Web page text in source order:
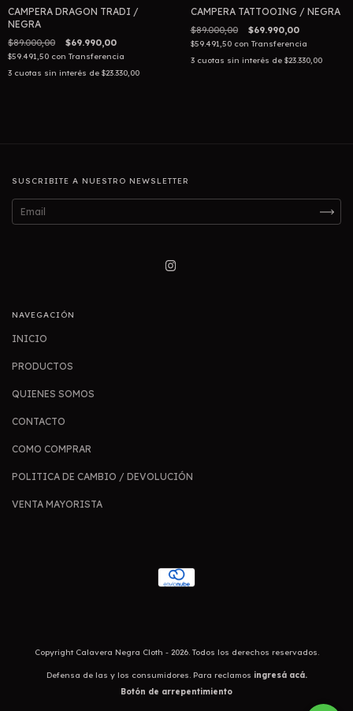
CAMPERA DRAGON TRADI /
NEGRA
$89.000,00 $69.990,00
$59.491,50 con Transferencia
3 cuotas sin interés de $23.330,00
CAMPERA TATTOOING / NEGRA
$89.000,00 $69.990,00
$59.491,50 con Transferencia
3 cuotas sin interés de $23.330,00
SUSCRIBITE A NUESTRO NEWSLETTER
NAVEGACIÓN
INICIO
PRODUCTOS
QUIENES SOMOS
CONTACTO
COMO COMPRAR
POLITICA DE CAMBIO / DEVOLUCIÓN
VENTA MAYORISTA
Copyright Calavera Negra Cloth - 2026. Todos los derechos reservados.
Defensa de las y los consumidores. Para reclamos ingresá acá.
Botón de arrepentimiento